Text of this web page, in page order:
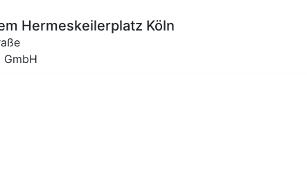
Hermeskeilerplatz Köln
GmbH